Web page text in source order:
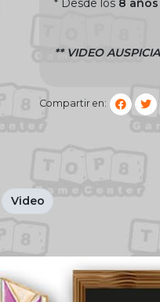
* Desde los 8 años
** VIDEO
Compartir en:
Video